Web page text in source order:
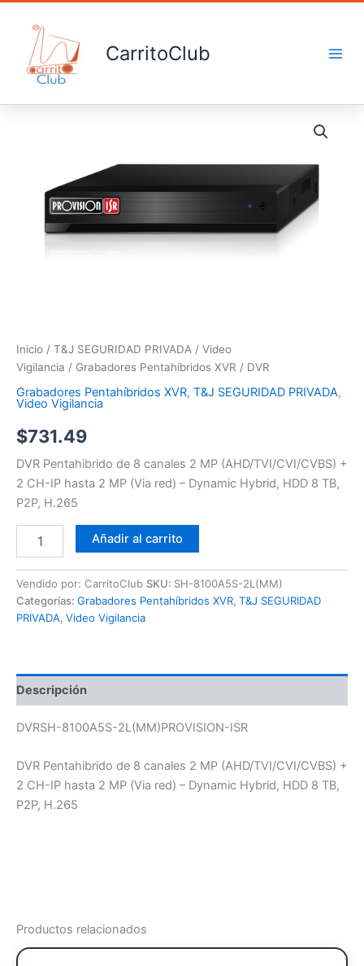
contenido
CarritoClub
Inicio / T&J SEGURIDAD PRIVADA / Video
Vigilancia / Grabadores Pentahíbridos XVR / DVR
Grabadores Pentahíbridos XVR, T&J SEGURIDAD PRIVADA,
Video Vigilancia
$731.49
DVR Pentahibrido de 8 canales 2 MP (AHD/TVI/CVI/CVBS) +
2 CH-IP hasta 2 MP (Via red) – Dynamic Hybrid, HDD 8 TB,
P2P, H.265
Añadir al carrito
Vendido por: CarritoClub SKU: SH-8100A5S-2L(MM)
Categorías: Grabadores Pentahíbridos XVR, T&J SEGURIDAD
PRIVADA, Video Vigilancia
Descripción
DVRSH-8100A5S-2L(MM)PROVISION-ISR
DVR Pentahibrido de 8 canales 2 MP (AHD/TVI/CVI/CVBS) +
2 CH-IP hasta 2 MP (Via red) – Dynamic Hybrid, HDD 8 TB,
P2P, H.265
Productos relacionados